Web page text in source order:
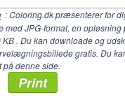
: Coloring.dk præsenterer for
JPG-format, en opløsning
. Du kan downloade og
gratis. Du
på denne side.
Print